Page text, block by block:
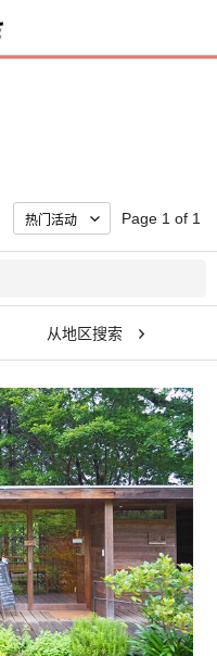
Page 1 of 1
从地区搜索